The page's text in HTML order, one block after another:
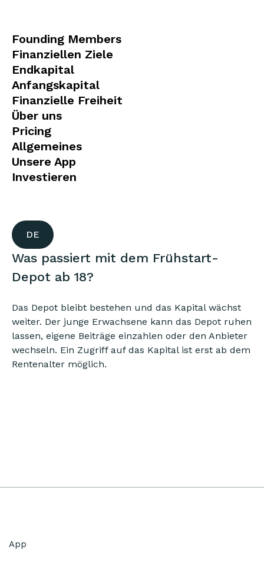
Founding Members
Finanziellen Ziele
Endkapital
Anfangskapital
Finanzielle Freiheit
Über uns
Pricing
Allgemeines
Unsere App
Investieren
DE
Was passiert mit dem Frühstart-
Depot ab 18?
Das Depot bleibt bestehen und das Kapital wächst
weiter. Der junge Erwachsene kann das Depot ruhen
lassen, eigene Beiträge einzahlen oder den Anbieter
wechseln. Ein Zugriff auf das Kapital ist erst ab dem
Rentenalter möglich.
App